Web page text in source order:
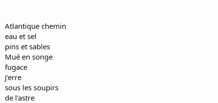
Atlantique chemin
eau et sel
pins et sables
Mué en songe
fugace
J'erre
sous les soupirs
de l'astre